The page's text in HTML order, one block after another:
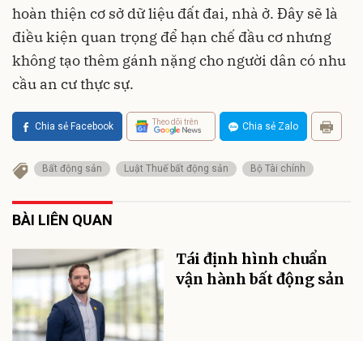
hoàn thiện cơ sở dữ liệu đất đai, nhà ở. Đây sẽ là
điều kiện quan trọng để hạn chế đầu cơ nhưng
không tạo thêm gánh nặng cho người dân có nhu
cầu an cư thực sự.
Chia sẻ Facebook Theo dõi trên Chia sẻ Zalo
Bất động sản Luật Thuế bất động sản Bộ Tài chính
BÀI LIÊN QUAN
Tái định hình chuẩn
vận hành bất động sản